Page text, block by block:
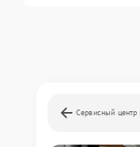
Сервисный